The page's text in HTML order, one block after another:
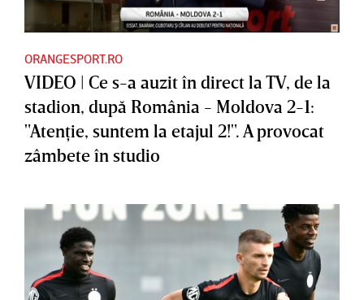
ORANGESPORT.RO
VIDEO | Ce s-a auzit în direct la TV, de la
stadion, după România - Moldova 2-1:
"Atenţie, suntem la etajul 2!". A provocat
zâmbete în studio